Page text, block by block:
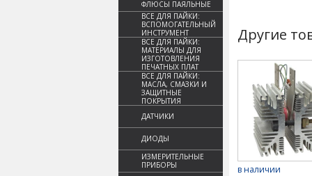
ФЛЮСЫ ПАЯЛЬНЫЕ
ВСЕ ДЛЯ ПАЙКИ:
ВСПОМОГАТЕЛЬНЫЙ
ИНСТРУМЕНТ
ВСЕ ДЛЯ ПАЙКИ:
МАТЕРИАЛЫ ДЛЯ
ИЗГОТОВЛЕНИЯ
ПЕЧАТНЫХ ПЛАТ
ВСЕ ДЛЯ ПАЙКИ:
МАСЛА, СМАЗКИ И
ЗАЩИТНЫЕ
ПОКРЫТИЯ
ДАТЧИКИ
ДИОДЫ
ИЗМЕРИТЕЛЬНЫЕ
ПРИБОРЫ
Другие
в наличии